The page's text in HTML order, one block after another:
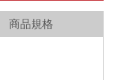
商品規格